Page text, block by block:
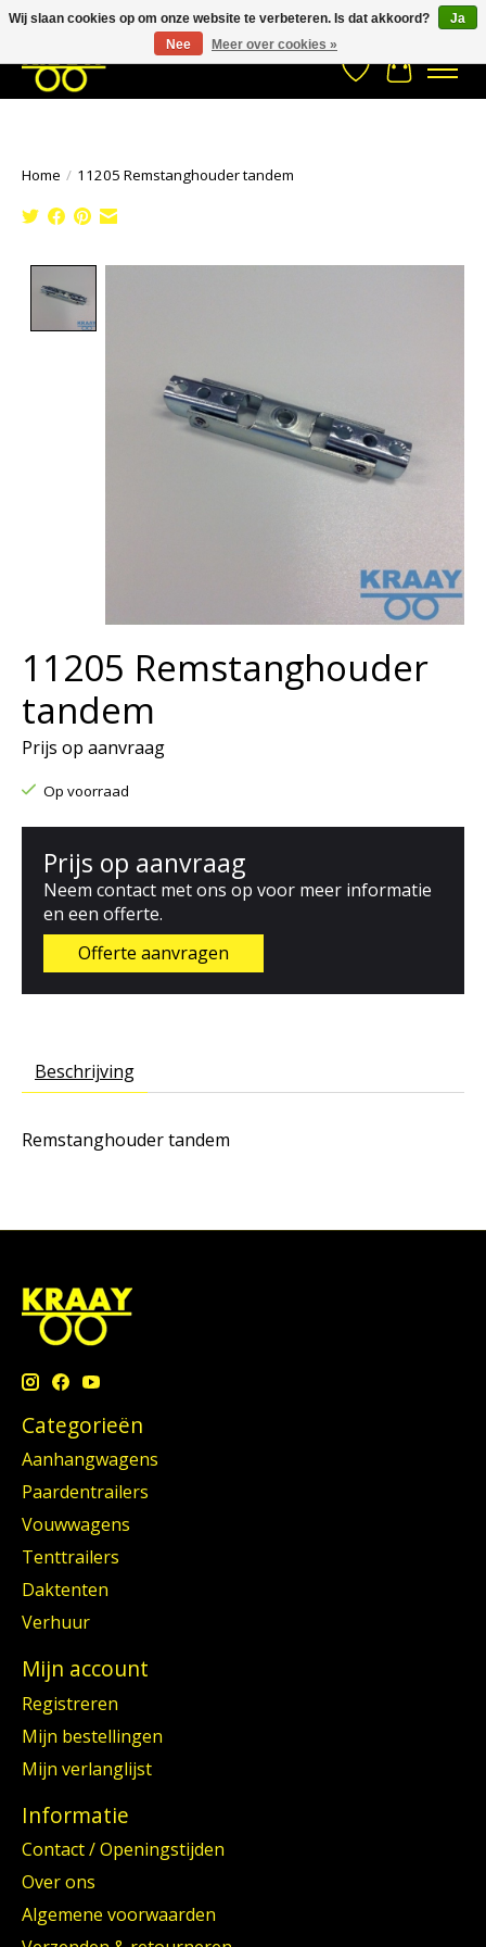
033- 2470 538 info@kraaybv.com Stuur een Whatsapp bericht
Verlanglijst
Home / 11205 Remstanghouder tandem
11205 Remstanghouder
tandem
Prijs op aanvraag
Op voorraad
Prijs op aanvraag
Neem contact met ons op voor meer informatie
en een offerte.
Offerte aanvragen
Beschrijving
Remstanghouder tandem
Categorieën
Aanhangwagens
Paardentrailers
Vouwwagens
Tenttrailers
Daktenten
Verhuur
Mijn account
Registreren
Mijn bestellingen
Mijn verlanglijst
Informatie
Contact / Openingstijden
Over ons
Algemene voorwaarden
Wij slaan cookies op om onze website te verbeteren. Is dat akkoord?
Ja
Nee
Meer over cookies »